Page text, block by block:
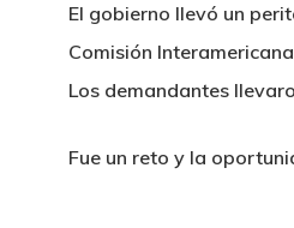
El gobierno llevó un
Comisión
Los demandantes
Fue un reto y la